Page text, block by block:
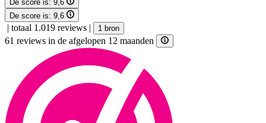
De score is: 9,6
De score is: 9,6
| totaal 1.019 reviews | 1 bron
61 reviews in de afgelopen 12 maanden